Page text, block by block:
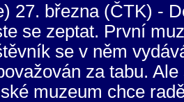
27. března (ČTK) -
se zeptat. První
se v něm
za tabu.
muzeum chce